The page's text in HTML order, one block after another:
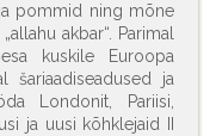
pommid ning mõne
akbar“. Parimal
kuskile Euroopa
šariaadiseadused ja
Londonit, Pariisi,
ja uusi kõhklejaid II